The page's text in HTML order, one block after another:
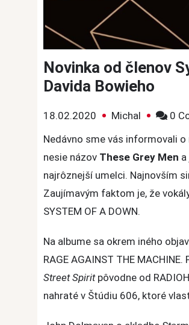
Novinka od členov
Davida Bowieho
18.02.2020 Michal 0
Nedávno sme vás informovali o
nesie názov These Grey Men
najrôznejší umelci. Najnovším
Zaujímavým faktom je, že
SYSTEM OF A DOWN.
Na albume sa okrem iného
RAGE AGAINST THE
Street Spirit pôvodne od
nahraté v Štúdiu 606, ktoré